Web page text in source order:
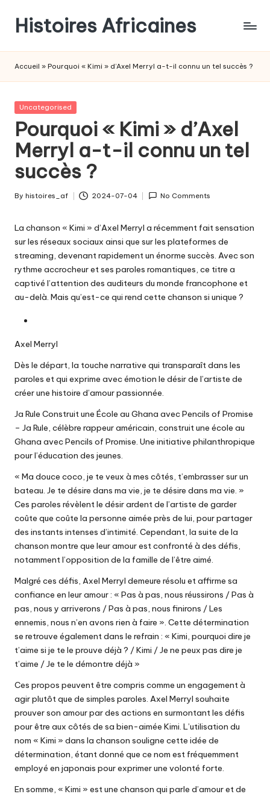
Histoires Africaines
Accueil » Pourquoi « Kimi » d’Axel Merryl a-t-il connu un tel succès ?
Posted
Uncategorised
Pourquoi « Kimi » d’Axel
Merryl a-t-il connu un tel
succès ?
Posted
By histoires_af 2024-07-04 No Comments
La chanson « Kimi » d’Axel Merryl a récemment fait sensation
sur les réseaux sociaux ainsi que sur les plateformes de
streaming, devenant rapidement un énorme succès. Avec son
rythme accrocheur et ses paroles romantiques, ce titre a
captivé l’attention des auditeurs du monde francophone et
au-delà. Mais qu’est-ce qui rend cette chanson si unique ?
Axel Merryl
Dès le départ, la touche narrative qui transparaît dans les
paroles et qui exprime avec émotion le désir de l’artiste de
créer une histoire d’amour passionnée.
Ja Rule Construit une École au Ghana avec Pencils of Promise
– Ja Rule, célèbre rappeur américain, construit une école au
Ghana avec Pencils of Promise. Une initiative philanthropique
pour l’éducation des jeunes.
« Ma douce coco, je te veux à mes côtés, t’embrasser sur un
bateau. Je te désire dans ma vie, je te désire dans ma vie. »
Ces paroles révèlent le désir ardent de l’artiste de garder
coûte que coûte la personne aimée près de lui, pour partager
des instants intenses d’intimité. Cependant, la suite de la
chanson montre que leur amour est confronté à des défis,
notamment l’opposition de la famille de l’être aimé.
Malgré ces défis, Axel Merryl demeure résolu et affirme sa
confiance en leur amour : « Pas à pas, nous réussirons / Pas à
pas, nous y arriverons / Pas à pas, nous finirons / Les
ennemis, nous n’en avons rien à faire ». Cette détermination
se retrouve également dans le refrain : « Kimi, pourquoi dire je
t’aime si je te le prouve déjà ? / Kimi / Je ne peux pas dire je
t’aime / Je te le démontre déjà »
Ces propos peuvent être compris comme un engagement à
agir plutôt que de simples paroles. Axel Merryl souhaite
prouver son amour par des actions en surmontant les défis
pour être aux côtés de sa bien-aimée Kimi. L’utilisation du
nom « Kimi » dans la chanson souligne cette idée de
détermination, étant donné que ce nom est fréquemment
employé en japonais pour exprimer une volonté forte.
En somme, « Kimi » est une chanson qui parle d’amour et de